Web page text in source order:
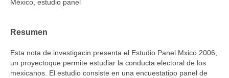
México, estudio panel
Resumen
Esta nota de investigacin presenta el Estudio Panel Mxico 2006,
un proyectoque permite estudiar la conducta electoral de los
mexicanos. El estudio consiste en una encuestatipo panel de